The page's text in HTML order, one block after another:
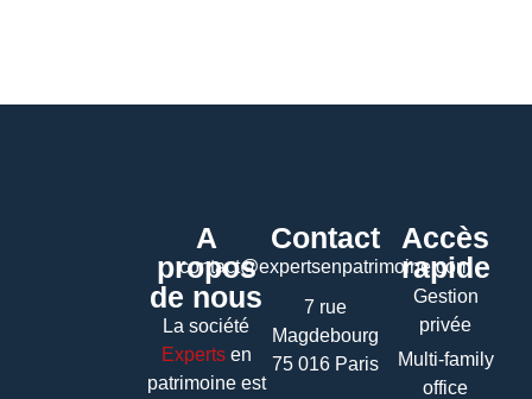
A
propos
de nous
La société
Expertsen
patrimoine est
Contact
contact@expertsenpatrimoine.com
7 rue
Magdebourg
75 016 Paris
Accès
rapide
Gestion
privée
Multi-family
office